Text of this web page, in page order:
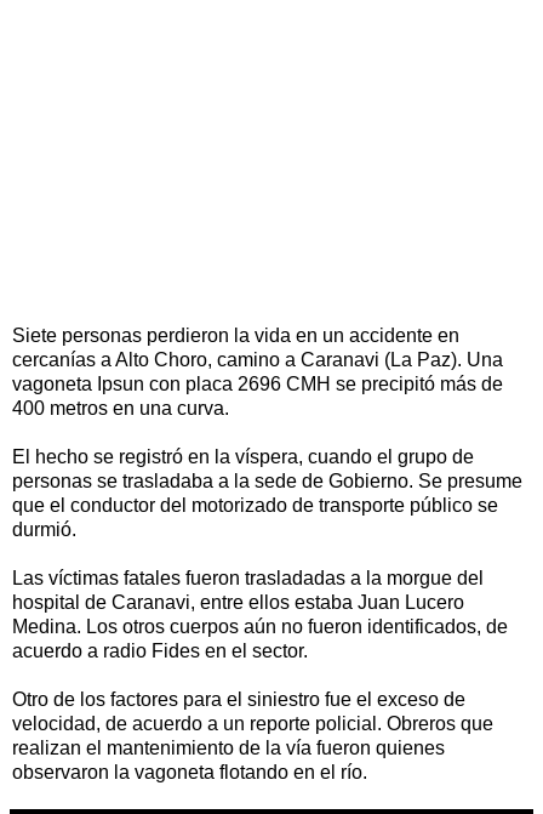
Siete personas perdieron la vida en un accidente en
cercanías a Alto Choro, camino a Caranavi (La Paz). Una
vagoneta Ipsun con placa 2696 CMH se precipitó más de
400 metros en una curva.
El hecho se registró en la víspera, cuando el grupo de
personas se trasladaba a la sede de Gobierno. Se presume
que el conductor del motorizado de transporte público se
durmió.
Las víctimas fatales fueron trasladadas a la morgue del
hospital de Caranavi, entre ellos estaba Juan Lucero
Medina. Los otros cuerpos aún no fueron identificados, de
acuerdo a radio Fides en el sector.
Otro de los factores para el siniestro fue el exceso de
velocidad, de acuerdo a un reporte policial. Obreros que
realizan el mantenimiento de la vía fueron quienes
observaron la vagoneta flotando en el río.